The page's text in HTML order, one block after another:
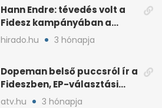
Hann Endre: tévedés volt a
Fidesz kampányában a
háborús veszély
hirado.hu 3 hónapja
Dopeman belső puccsról ír a
Fideszben, EP-választási
árral
atv.hu 3 hónapja